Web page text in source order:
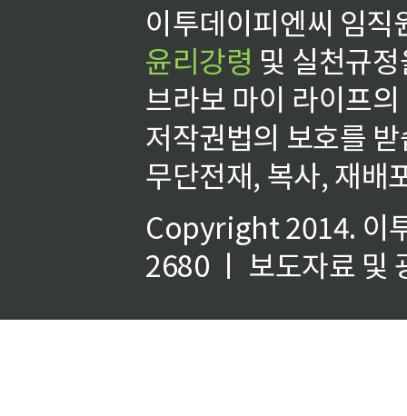
이투데이피엔씨 임
윤리강령 및 실천규
브라보 마이 라이프
저작권법의 보호를
무단전재, 복사, 재배
Copyright 2014. 이
2680 ㅣ 보도자료